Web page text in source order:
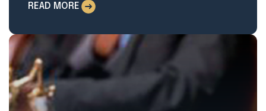
READ MORE